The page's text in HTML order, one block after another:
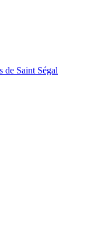
de Saint Ségal